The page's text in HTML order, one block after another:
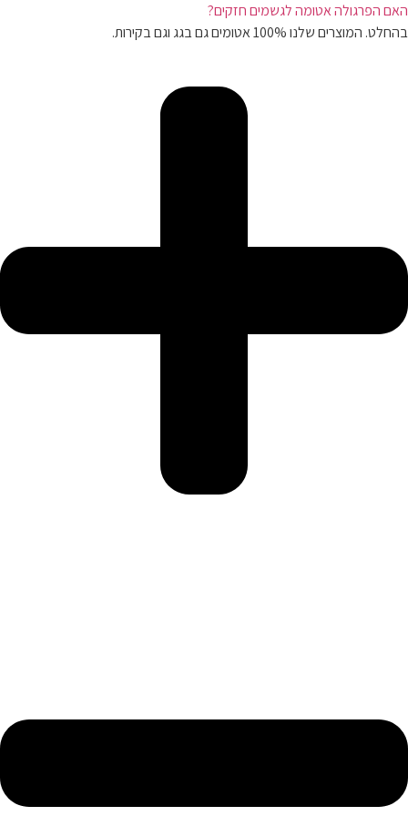
האם הפרגולה אטומה לגשמים חזקים?
בהחלט. המוצרים שלנו 100% אטומים גם בגג וגם בקירות.